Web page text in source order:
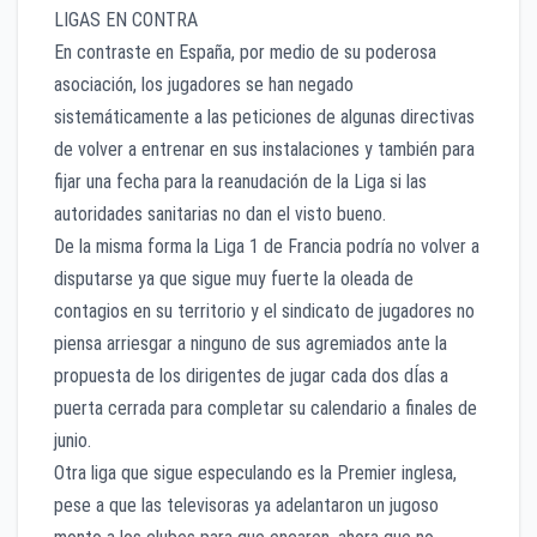
LIGAS EN CONTRA
En contraste en España, por medio de su poderosa
asociación, los jugadores se han negado
sistemáticamente a las peticiones de algunas directivas
de volver a entrenar en sus instalaciones y también para
fijar una fecha para la reanudación de la Liga si las
autoridades sanitarias no dan el visto bueno.
De la misma forma la Liga 1 de Francia podría no volver a
disputarse ya que sigue muy fuerte la oleada de
contagios en su territorio y el sindicato de jugadores no
piensa arriesgar a ninguno de sus agremiados ante la
propuesta de los dirigentes de jugar cada dos dÍas a
puerta cerrada para completar su calendario a finales de
junio.
Otra liga que sigue especulando es la Premier inglesa,
pese a que las televisoras ya adelantaron un jugoso